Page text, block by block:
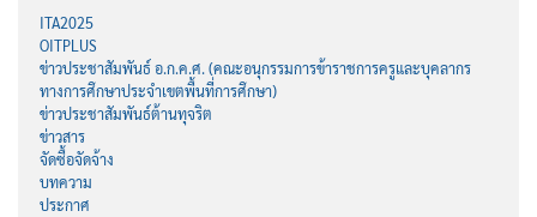
ITA2025
OITPLUS
ข่าวประชาสัมพันธ์ อ.ก.ค.ศ. (คณะอนุกรรมการข้าราชการครูและบุคลากร
ทางการศึกษาประจำเขตพื้นที่การศึกษา)
ข่าวประชาสัมพันธ์ต้านทุจริต
ข่าวสาร
จัดซื้อจัดจ้าง
บทความ
ประกาศ